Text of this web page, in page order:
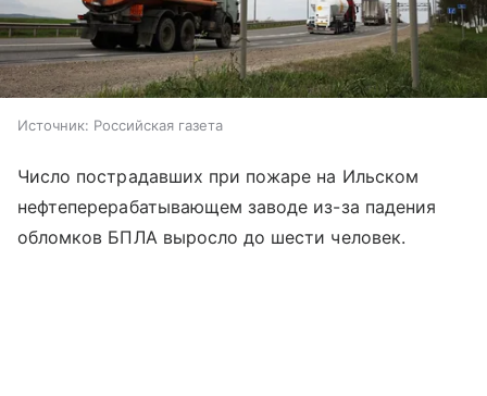
Источник: Российская газета
Число пострадавших при пожаре на Ильском
нефтеперерабатывающем заводе из-за падения
обломков БПЛА выросло до шести человек.